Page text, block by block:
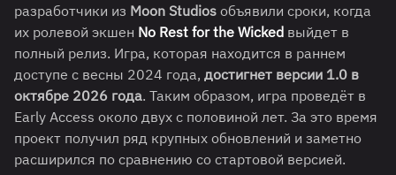
разработчики из Moon Studios объявили сроки, когда
их ролевой экшен No Rest for the Wicked выйдет в
полный релиз. Игра, которая находится в раннем
доступе с весны 2024 года, достигнет версии 1.0 в
октябре 2026 года. Таким образом, игра проведёт в
Early Access около двух с половиной лет. За это время
проект получил ряд крупных обновлений и заметно
расширился по сравнению со стартовой версией.